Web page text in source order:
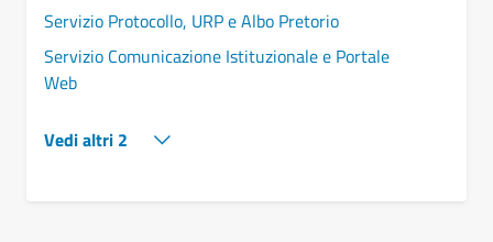
Servizio Protocollo, URP e Albo Pretorio
Servizio Comunicazione Istituzionale e Portale
Web
Vedi altri 2